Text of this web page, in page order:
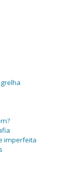
imperfeita